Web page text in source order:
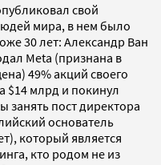
свой
мира, в нем было
30 лет: Александр Ван
Meta (признана в
49% акций своего
$14 млрд и покинул
занять пост директора
основатель
который является
кто родом не из